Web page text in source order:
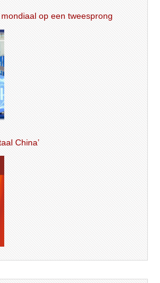
# 108: AI mondiaal op een tweesprong
China’